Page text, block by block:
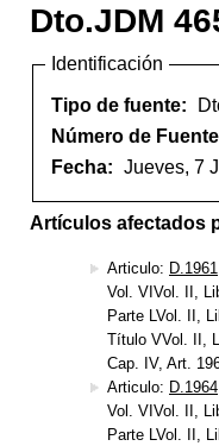
Dto.JDM
Identificación
Tipo de fuente:
Número de
Fecha: Jueves, 7
Artículos afectados
Articulo: D.1961
Vol. VIVol. II,
Parte LVol. II,
Título VVol. II,
Cap. IV, Art.
Articulo: D.1964
Vol. VIVol. II,
Parte LVol. II,